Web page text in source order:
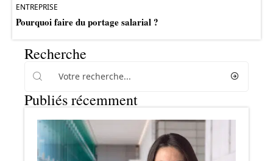
ENTREPRISE
Pourquoi faire du portage salarial ?
Recherche
Publiés récemment